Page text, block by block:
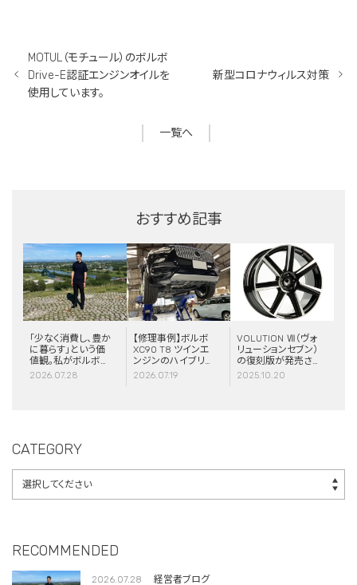
MOTUL（モチュール）のボルボ
Drive-E認証エンジンオイルを
使用しています。
一覧へ
新型コロナウィルス対策
おすすめ記事
「少なく消費し、豊か
に暮らす」という価
値観。私がボルボと
スウェーデンに惹か
2026.07.28
【修理事例】ボルボ
XC90 T8 ツインエ
ンジンのハイブリッ
ドシステム故障・
2026.07.19
VOLUTION Ⅶ（ヴォ
リューションセブン）
の復刻版が発売さ
れました！
2025.10.20
CATEGORY
RECOMMENDED
2026.07.28 経営者ブログ